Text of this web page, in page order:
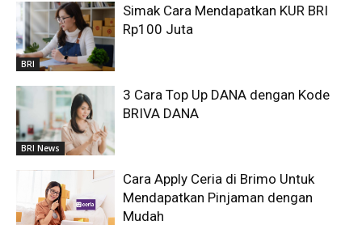
BRI
Simak Cara Mendapatkan KUR BRI
Rp100 Juta
BRI News
3 Cara Top Up DANA dengan Kode
BRIVA DANA
Cara Apply Ceria di Brimo Untuk
Mendapatkan Pinjaman dengan
Mudah